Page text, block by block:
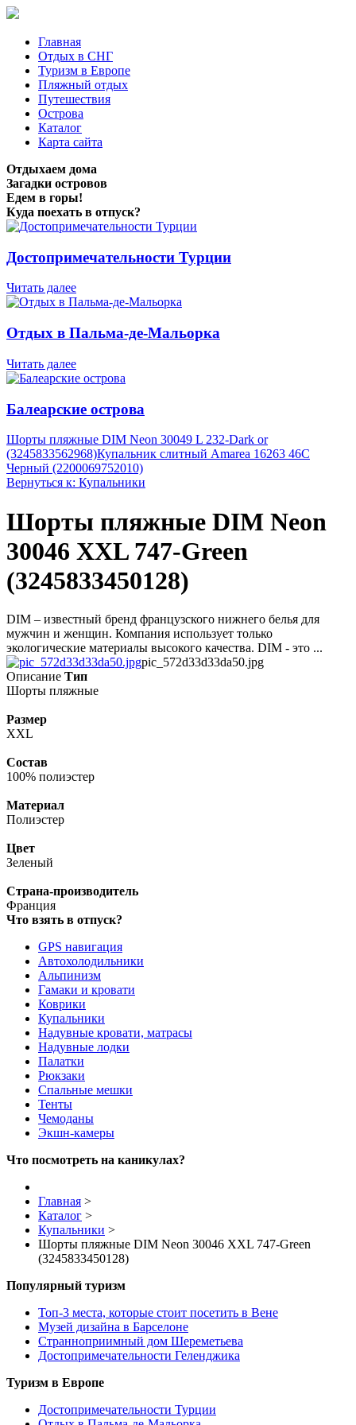
Главная
Отдых в СНГ
Туризм в Европе
Пляжный отдых
Путешествия
Острова
Каталог
Карта сайта
Отдыхаем дома
Загадки островов
Едем в горы!
Куда поехать в отпуск?
Достопримечательности Турции
Читать далее
Отдых в Пальма-де-Мальорка
Читать далее
Балеарские острова
Шорты пляжные DIM Neon 30049 L 232-Dark or
(3245833562968)Купальник слитный Amarea 16263 46C
Черный (2200069752010)
Вернуться к: Купальники
Шорты пляжные DIM Neon
30046 XXL 747-Green
(3245833450128)
DIM – известный бренд французского нижнего белья для
мужчин и женщин. Компания использует только
экологические материалы высокого качества. DIM - это ...
pic_572d33d33da50.jpg
Описание Тип
Шорты пляжные
Размер
XXL
Состав
100% полиэстер
Материал
Полиэстер
Цвет
Зеленый
Страна-производитель
Франция
Что взять в отпуск?
GPS навигация
Автохолодильники
Альпинизм
Гамаки и кровати
Коврики
Купальники
Надувные кровати, матрасы
Надувные лодки
Палатки
Рюкзаки
Спальные мешки
Тенты
Чемоданы
Экшн-камеры
Что посмотреть на каникулах?
Главная >
Каталог >
Купальники >
Шорты пляжные DIM Neon 30046 XXL 747-Green
(3245833450128)
Популярный туризм
Топ-3 места, которые стоит посетить в Вене
Музей дизайна в Барселоне
Странноприимный дом Шереметьева
Достопримечательности Геленджика
Туризм в Европе
Достопримечательности Турции